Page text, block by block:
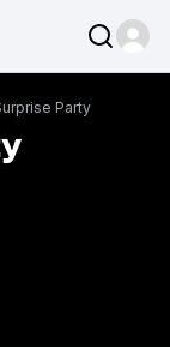
Party